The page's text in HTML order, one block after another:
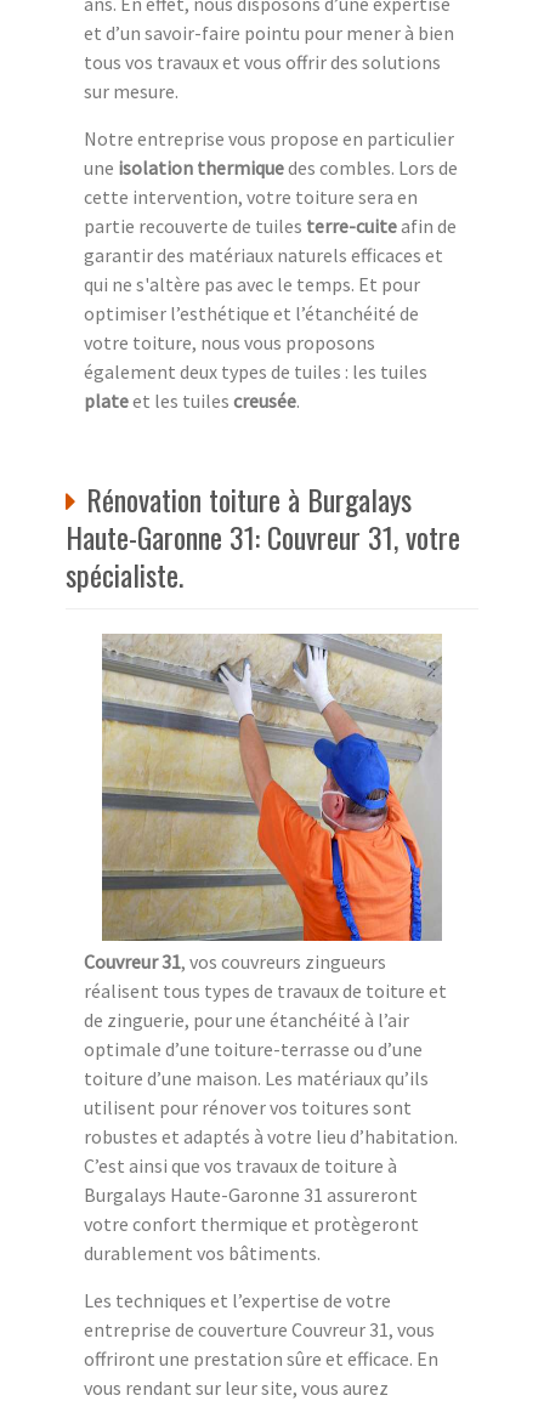
et d’un savoir-faire pointu pour mener à bien
tous vos travaux et vous offrir des solutions
sur mesure.
Notre entreprise vous propose en particulier
une isolation thermiquedes combles. Lors de
cette intervention, votre toiture sera en
partie recouverte de tuiles terre-cuiteafin de
garantir des matériaux naturels efficaces et
qui ne s'altère pas avec le temps. Et pour
optimiser l’esthétique et l’étanchéité de
votre toiture, nous vous proposons
également deux types de tuiles : les tuiles
plateet les tuiles creusée.
Rénovation toiture à Burgalays
Haute-Garonne 31: Couvreur 31, votre
spécialiste.
Couvreur 31, vos couvreurs zingueurs
réalisent tous types de travaux de toiture et
de zinguerie, pour une étanchéité à l’air
optimale d’une toiture-terrasse ou d’une
toiture d’une maison. Les matériaux qu’ils
utilisent pour rénover vos toitures sont
robustes et adaptés à votre lieu d’habitation.
C’est ainsi que vos travaux de toiture à
Burgalays Haute-Garonne 31 assureront
votre confort thermique et protègeront
durablement vos bâtiments.
Les techniques et l’expertise de votre
entreprise de couverture Couvreur 31, vous
offriront une prestation sûre et efficace. En
vous rendant sur leur site, vous aurez